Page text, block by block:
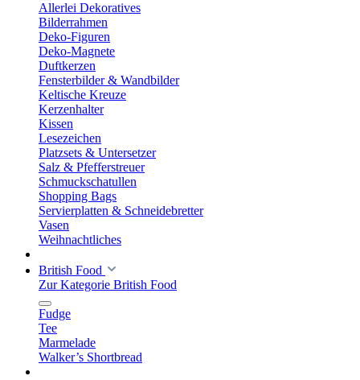
Allerlei Dekoratives
Bilderrahmen
Deko-Figuren
Deko-Magnete
Duftkerzen
Fensterbilder & Wandbilder
Keltische Kreuze
Kerzenhalter
Kissen
Lesezeichen
Platzsets & Untersetzer
Salz & Pfefferstreuer
Schmuckschatullen
Shopping Bags
Servierplatten & Schneidebretter
Vasen
Weihnachtliches
British Food
Zur Kategorie British Food
Fudge
Tee
Marmelade
Walker’s Shortbread